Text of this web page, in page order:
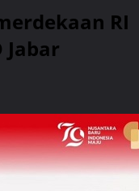
RI
Jabar